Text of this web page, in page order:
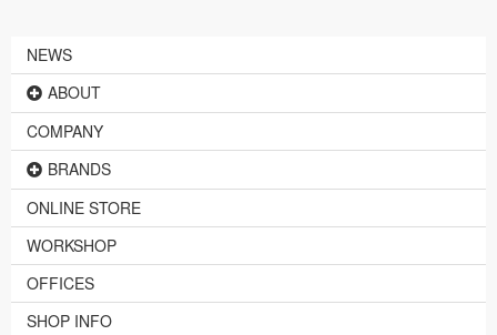
NEWS
ABOUT
COMPANY
BRANDS
ONLINE STORE
WORKSHOP
OFFICES
SHOP INFO